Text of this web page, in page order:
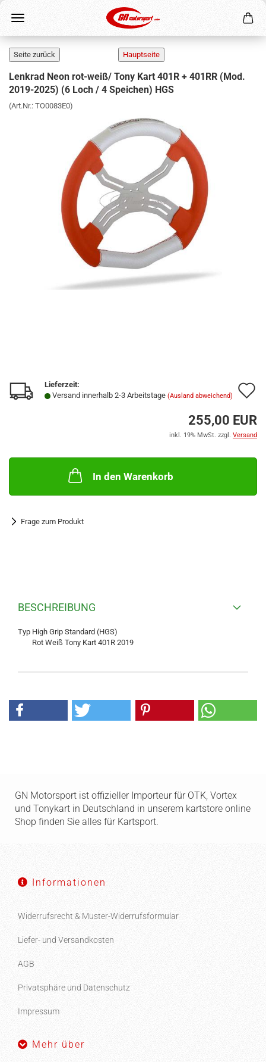
Lenkrad Neon rot-weiß/ Tony Kart 401R + 401RR (Mod.
2019-2025) (6 Loch / 4 Speichen) HGS
(Art.Nr.: TO0083E0)
Lieferzeit:
Versand innerhalb 2-3 Arbeitstage (Ausland abweichend)
255,00 EUR
inkl. 19% MwSt. zzgl. Versand
In den Warenkorb
Frage zum Produkt
BESCHREIBUNG
Typ High Grip Standard (HGS)
Rot Weiß Tony Kart 401R 2019
GN Motorsport ist offizieller Importeur für OTK, Vortex
und Tonykart in Deutschland in unserem kartstore online
Shop finden Sie alles für Kartsport.
Informationen
Widerrufsrecht & Muster-Widerrufsformular
Liefer- und Versandkosten
AGB
Privatsphäre und Datenschutz
Impressum
Mehr über